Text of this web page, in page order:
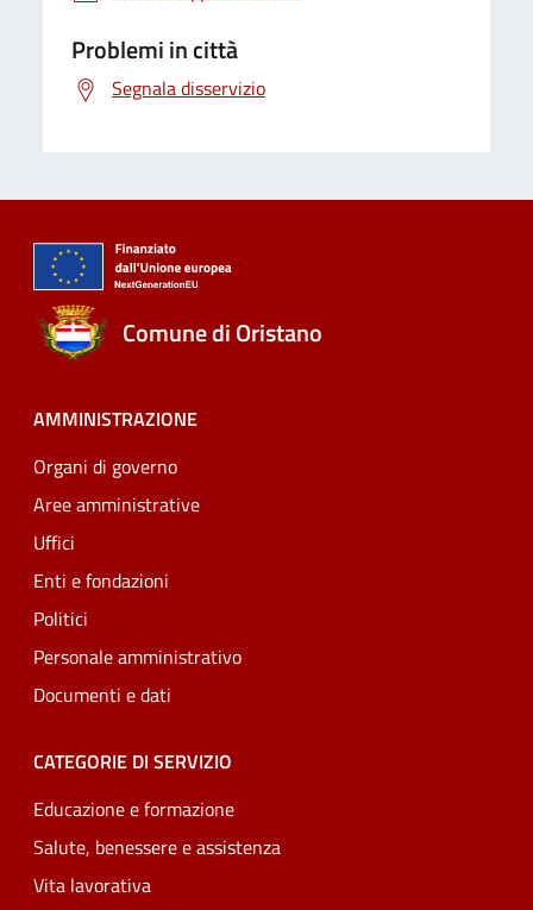
Problemi in città
Segnala disservizio
Comune di Oristano
AMMINISTRAZIONE
Organi di governo
Aree amministrative
Uffici
Enti e fondazioni
Politici
Personale amministrativo
Documenti e dati
CATEGORIE DI SERVIZIO
Educazione e formazione
Salute, benessere e assistenza
Vita lavorativa